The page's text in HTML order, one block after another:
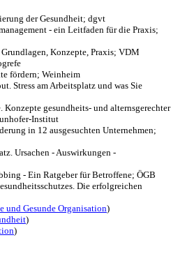
der Gesundheit; dgvt
- ein Leitfaden für die Praxis;
Konzepte, Praxis; VDM
fördern; Weinheim
Stress am Arbeitsplatz und was Sie
gesundheits- und alternsgerechter
Institut
in 12 ausgesuchten Unternehmen;
Ursachen - Auswirkungen -
- Ein Ratgeber für Betroffene; ÖGB
Die erfolgreichen
und Gesunde Organisation)
)
)